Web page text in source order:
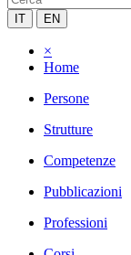
IT EN
×
Home
Persone
Strutture
Competenze
Pubblicazioni
Professioni